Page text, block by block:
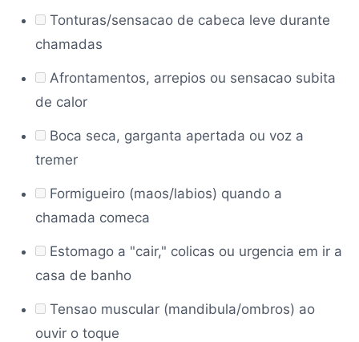
Tonturas/sensacao de cabeca leve durante
chamadas
Afrontamentos, arrepios ou sensacao subita
de calor
Boca seca, garganta apertada ou voz a
tremer
Formigueiro (maos/labios) quando a
chamada comeca
Estomago a "cair," colicas ou urgencia em ir a
casa de banho
Tensao muscular (mandibula/ombros) ao
ouvir o toque